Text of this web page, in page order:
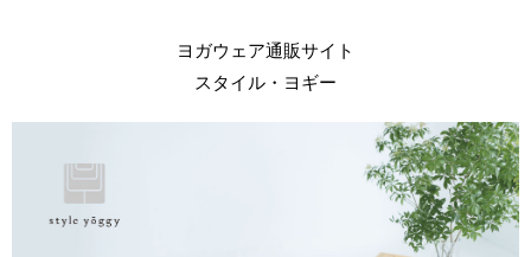
ヨガウェア通販サイト
スタイル・ヨギー